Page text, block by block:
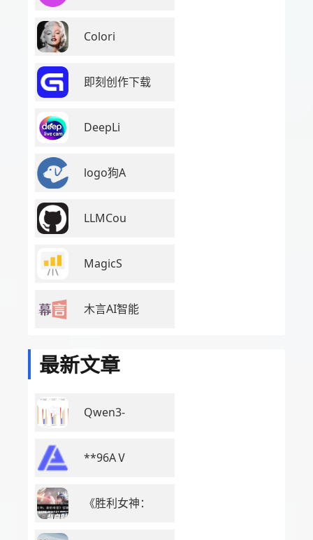
Colori
即刻创作下载
DeepLi
logo狗A
LLMCou
MagicS
木言AI智能
最新文章
Qwen3-
**96AⅤ
《胜利女神：